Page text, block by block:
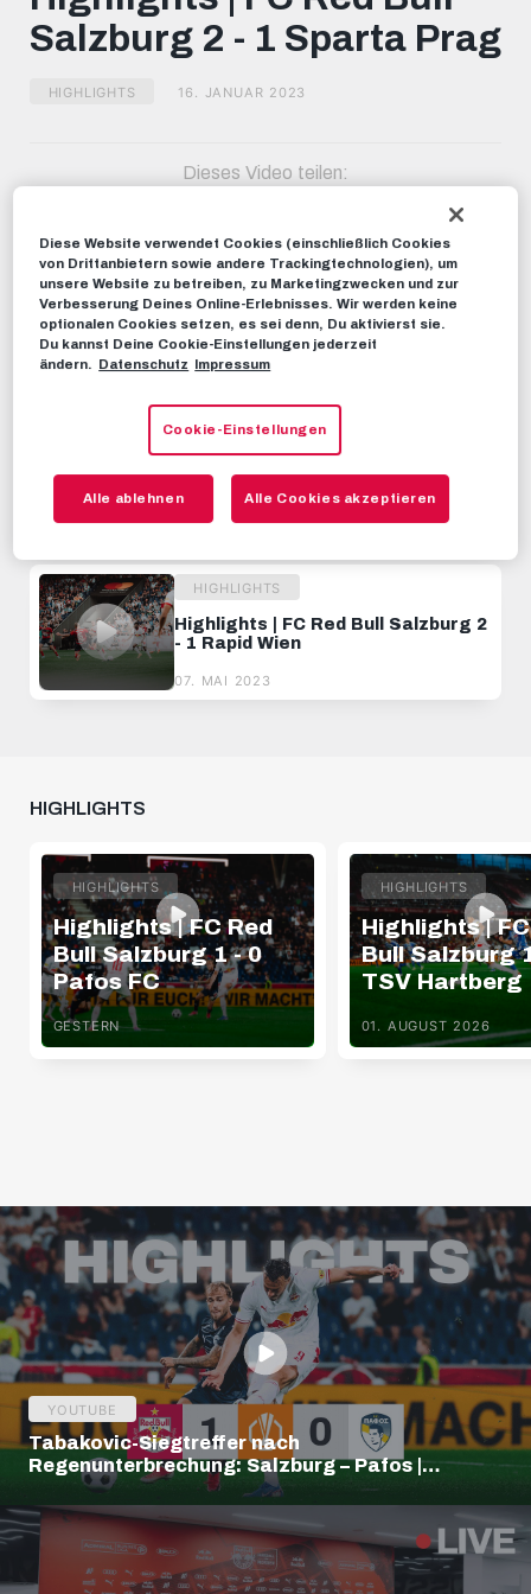
minutes,
51
seconds
Salzburg 2 - 1 Sparta Prag
HIGHLIGHTS 16. JANUAR 2023
Dieses Video teilen:
RBS-TV
LIVE: FC Red Bull Salzburg vs.
Sparta Prag | 16:00 Uhr
HIGHLIGHTS
Highlights | FC Red Bull Salzburg 2
- 0 Rapid Wien
HIGHLIGHTS
Highlights | FC Red Bull Salzburg 2
- 1 Rapid Wien
07. MAI 2023
HIGHLIGHTS
HIGHLIGHTS
Highlights | FC Red
Bull Salzburg 1 - 0
Pafos FC
GESTERN
HIGHLIGHTS
Highlights |
Bull Salzburg
TSV Hartberg
01. AUGUST 2026
YOUTUBE
Tabakovic-Siegtreffer nach
Regenunterbrechung: Salzburg – Pafos |
Highlights | Europa League Q3
Diese Website verwendet Cookies (einschließlich Cookies
von Drittanbietern sowie andere Trackingtechnologien), um
unsere Website zu betreiben, zu Marketingzwecken und zur
Verbesserung Deines Online-Erlebnisses. Wir werden keine
optionalen Cookies setzen, es sei denn, Du aktivierst sie.
Du kannst Deine Cookie-Einstellungen jederzeit
ändern.
Datenschutz Impressum
Cookie-Einstellungen
Alle ablehnen Alle Cookies akzeptieren